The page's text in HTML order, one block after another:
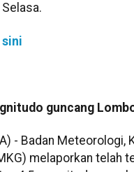
sini
guncang
- Badan Meteorologi,
melaporkan telah